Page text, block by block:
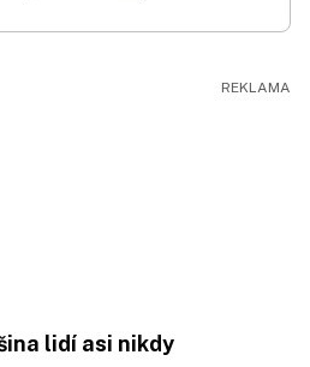
lidí asi nikdy